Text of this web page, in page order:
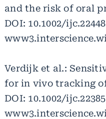
and the risk of oral
DOI: 10.1002/ijc.22448
Verdijk et al.:
for in vivo tracking
DOI: 10.1002/ijc.22385